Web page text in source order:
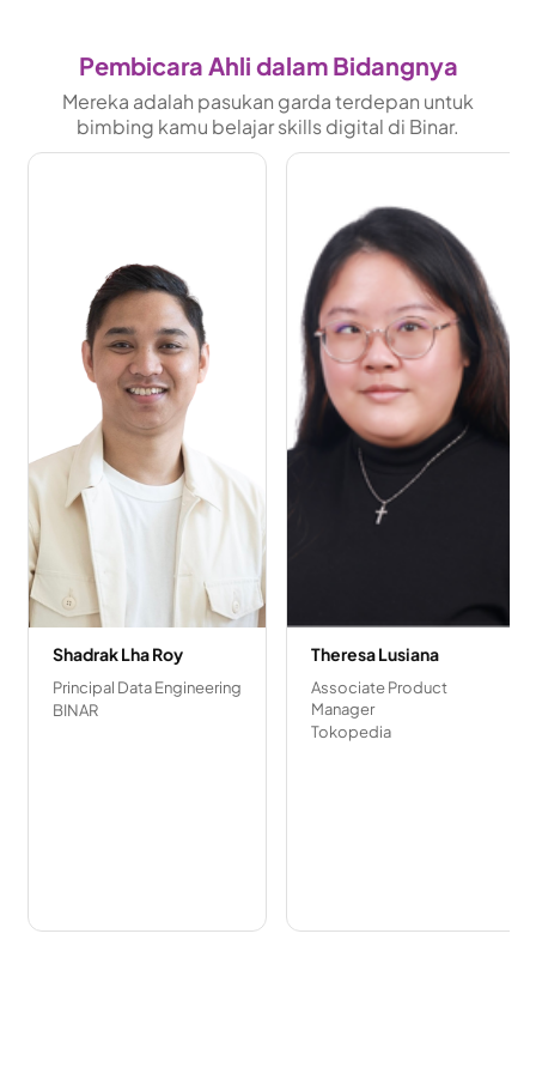
Pembicara Ahli dalam Bidangnya
Mereka adalah pasukan garda terdepan untuk
bimbing kamu belajar skills digital di Binar.
Shadrak Lha Roy
Principal Data Engineering
BINAR
Theresa Lusiana
Associate Product
Manager
Tokopedia